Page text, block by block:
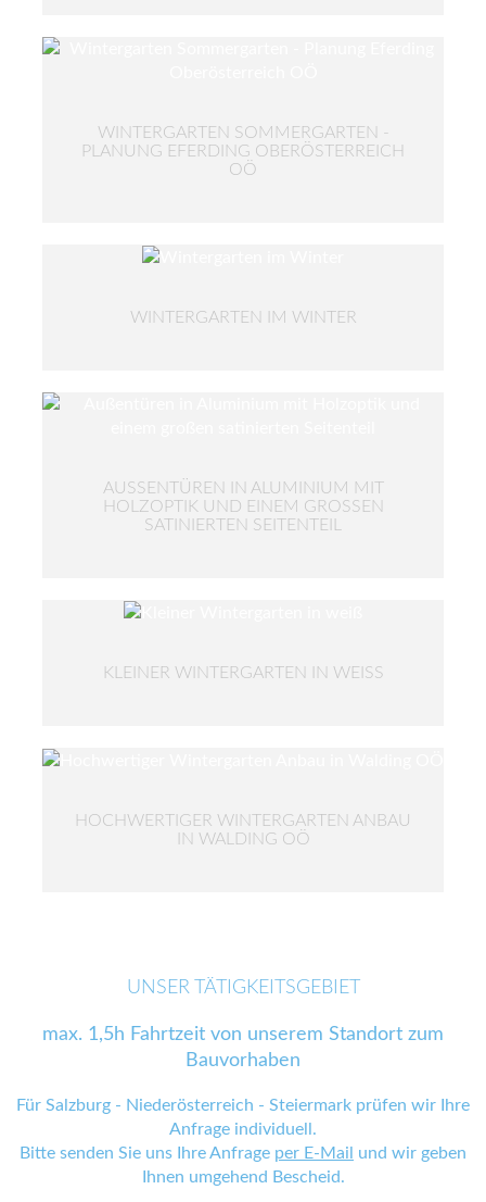
WINTERGARTEN SOMMERGARTEN -
PLANUNG EFERDING OBERÖSTERREICH
OÖ
WINTERGARTEN IM WINTER
AUSSENTÜREN IN ALUMINIUM MIT H
OLZOPTIK UND EINEM GROSSEN SA
TINIERTEN SEITENTEIL
KLEINER WINTERGARTEN IN WEISS
HOCHWERTIGER WINTERGARTEN ANBAU
IN WALDING OÖ
UNSER TÄTIGKEITSGEBIET
max. 1,5h Fahrtzeit von unserem Standort zum
Bauvorhaben
Für Salzburg - Niederösterreich - Steiermark prüfen wir Ihre
Anfrage individuell.
Bitte senden Sie uns Ihre Anfrage per E-Mail
und wir geben
Ihnen umgehend Bescheid.